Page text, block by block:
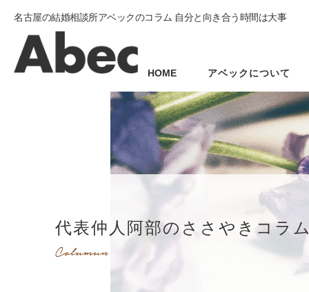
名古屋の結婚相談所アベックのコラム 自分と向き合う時間は大事
HOME アベックについて
代表仲人阿部のささやきコラ